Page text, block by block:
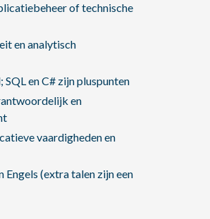
of technische
en analytisch
SQL en C# zijn pluspunten
en
vaardigheden en
Engels (extra talen zijn een